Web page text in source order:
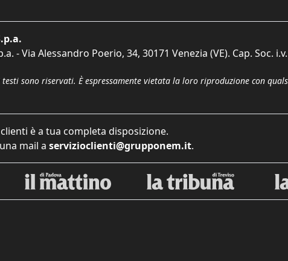
- Via Alessandro Poerio, 34, 30171 Venezia (VE). Cap. Soc.
sono riservati. È espressamente vietata la loro riproduzione con
è a tua completa disposizione.
mail a servizioclienti@grupponem.it.